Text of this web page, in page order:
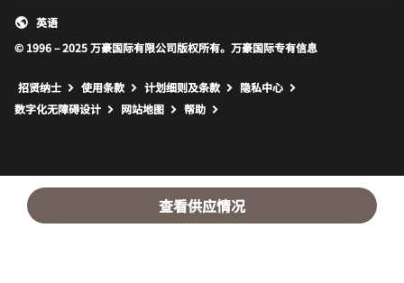
查看供应情况
© 1996 – 2025 万豪国际有限公司版权所有。万豪国际专有信息
英语
招贤纳士 使用条款 计划细则及条款
隐私中心
数字化无障碍设计
网站地图 打开新窗口
帮助